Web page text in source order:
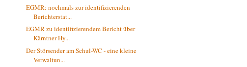
EGMR: nochmals zur identifizierenden
Berichterstat...
EGMR zu identifizierendem Bericht über
Kärntner Hy...
Der Störsender am Schul-WC - eine kleine
Verwaltun...